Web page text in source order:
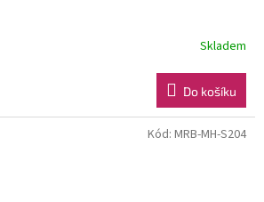
Skladem
Do košíku
Kód: MRB-MH-S204